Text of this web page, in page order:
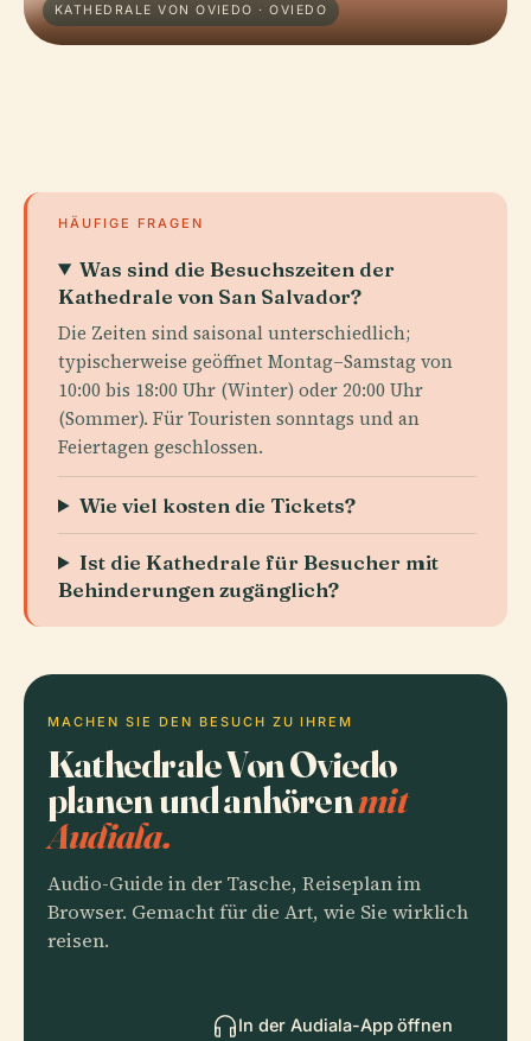
KATHEDRALE VON OVIEDO · OVIEDO
HÄUFIGE FRAGEN
Was sind die Besuchszeiten der
Kathedrale von San Salvador?
Die Zeiten sind saisonal unterschiedlich;
typischerweise geöffnet Montag–Samstag von
10:00 bis 18:00 Uhr (Winter) oder 20:00 Uhr
(Sommer). Für Touristen sonntags und an
Feiertagen geschlossen.
Wie viel kosten die Tickets?
Ist die Kathedrale für Besucher mit
Behinderungen zugänglich?
MACHEN SIE DEN BESUCH ZU IHREM
Kathedrale Von Oviedo
planen und anhörenmit
Audiala.
Audio-Guide in der Tasche, Reiseplan im
Browser. Gemacht für die Art, wie Sie wirklich
reisen.
In der Audiala-App öffnen